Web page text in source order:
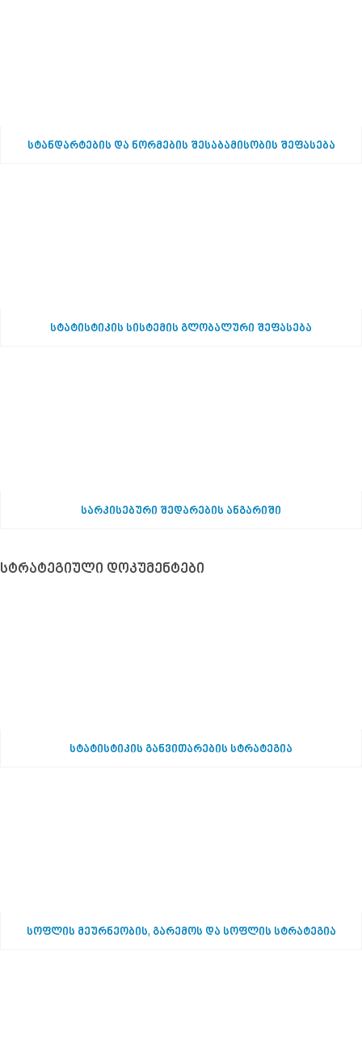
სტანდარტების და ნორმების შესაბამისობის შეფასება
სტატისტიკის სისტემის გლობალური შეფასება
სარკისებური შედარების ანგარიში
სტრატეგიული დოკუმენტები
სტატისტიკის განვითარების სტრატეგია
სოფლის მეურნეობის, გარემოს და სოფლის სტრატეგია